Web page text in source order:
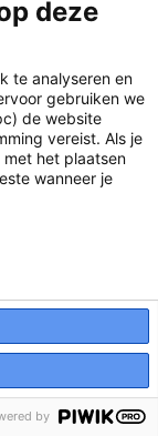
deze
te analyseren en
gebruiken we
de website
vereist. Als je
met het plaatsen
wanneer je
by